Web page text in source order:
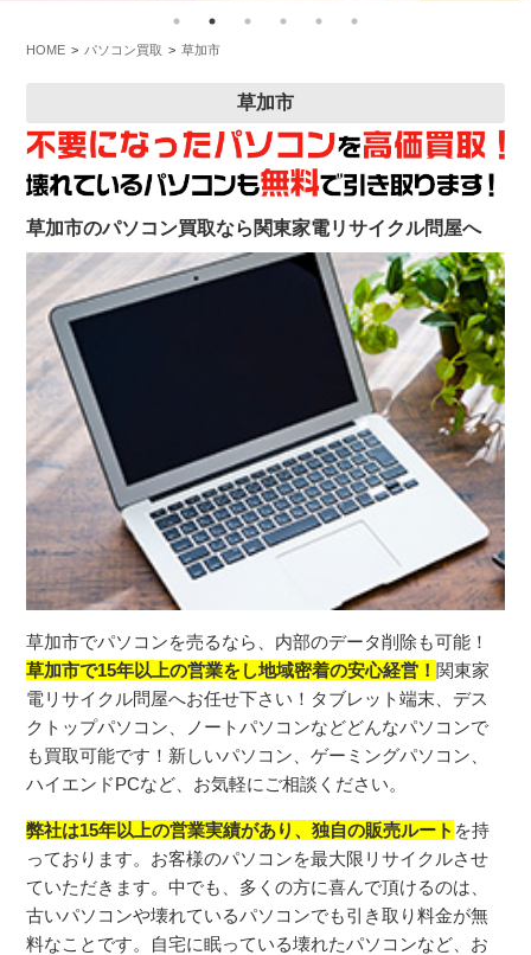
HOME パソコン買取 草加市
草加市
草加市のパソコン買取なら関東家電リサイクル問屋へ
草加市でパソコンを売るなら、内部のデータ削除も可能！
草加市で15年以上の営業をし地域密着の安心経営！ 関東家
電リサイクル問屋へお任せ下さい！タブレット端末、 デス
クトップパソコン、
ノートパソコンなどどんなパソコンで
も買取可能です！ 新しいパソコン、ゲーミングパソコン、
ハイエンドPCなど、 お気軽にご相談ください。
弊社は15年以上の営業実績があり、独自の販売ルート を持
っております。 お客様のパソコンを最大限リサイクルさせ
ていただきます。中でも、多くの方に喜んで頂けるのは、
古いパソコンや壊れているパソコンでも引き取り料金が無
料なこと です。自宅に眠っている壊れたパソコンなど、 お